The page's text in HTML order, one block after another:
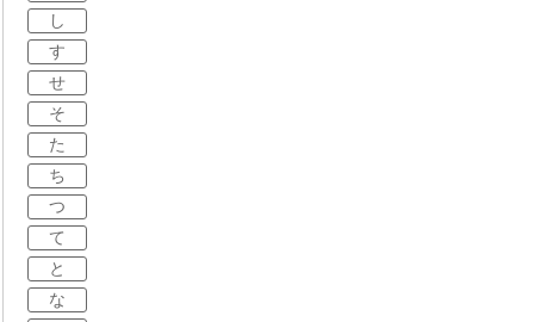
し
す
せ
そ
た
ち
つ
て
と
な